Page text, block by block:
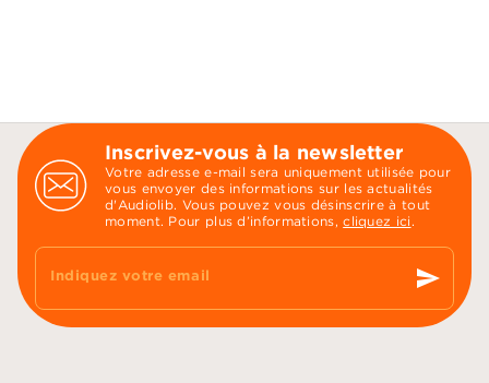
Inscrivez-vous à la newsletter
Votre adresse e-mail sera uniquement utilisée pour
vous envoyer des informations sur les actualités
d'Audiolib. Vous pouvez vous désinscrire à tout
moment. Pour plus d’informations,cliquez ici .
Indiquez votre email send